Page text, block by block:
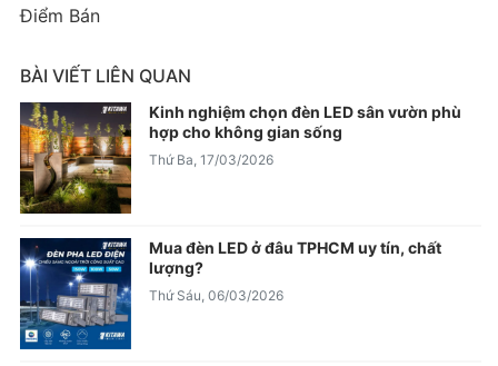
Điểm Bán
BÀI VIẾT LIÊN QUAN
Kinh nghiệm chọn đèn LED sân vườn phù
hợp cho không gian sống
Thứ Ba, 17/03/2026
Mua đèn LED ở đâu TPHCM uy tín, chất
lượng?
Thứ Sáu, 06/03/2026